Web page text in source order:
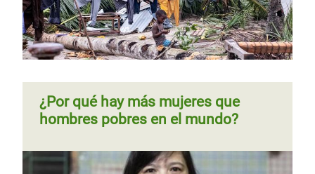
Paginación
Página
‹‹ Página 6Siguiente
››
¿Por qué hay más mujeres que
hombres pobres en el mundo?